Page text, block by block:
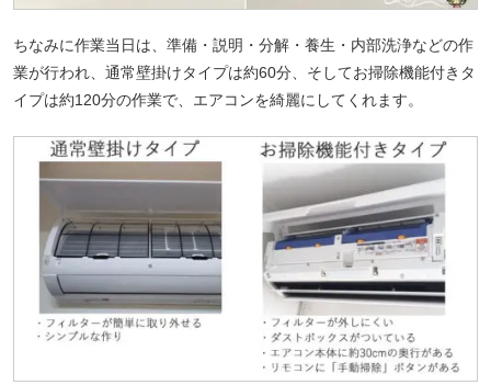
ちなみに作業当日は、準備・説明・分解・養生・内部洗浄などの作
業が行われ、通常壁掛けタイプは約60分、そしてお掃除機能付きタ
イプは約120分の作業で、エアコンを綺麗にしてくれます。